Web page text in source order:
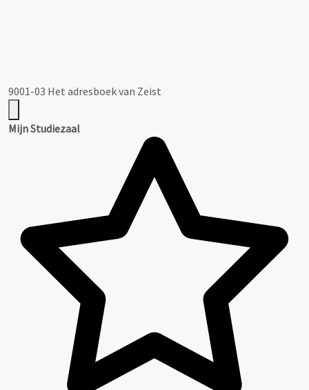
9001-03 Het adresboek van Zeist
Mijn Studiezaal